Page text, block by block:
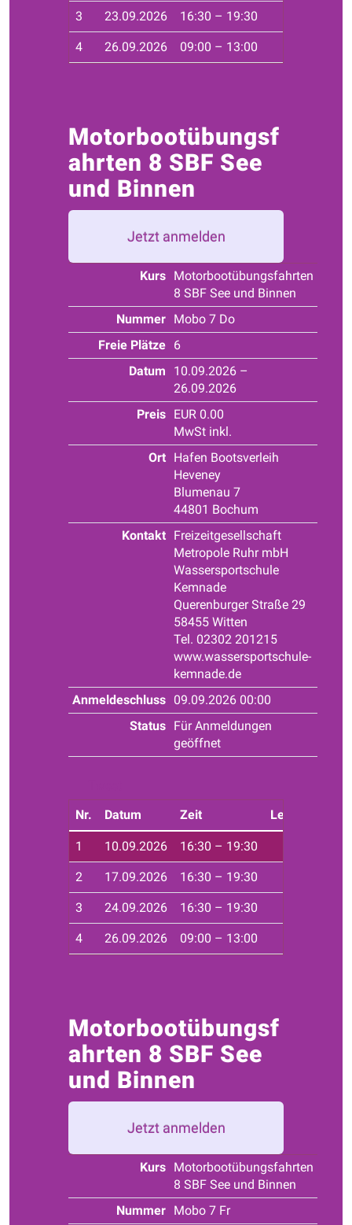
3 23.09.2026 16:30 – 19:30
4 26.09.2026 09:00 – 13:00
Motorbootübungsf
ahrten 8 SBF See
und Binnen
Jetzt anmelden
Kurs Motorbootübungsfahrten
8 SBF See und Binnen
Nummer Mobo 7 Do
Freie Plätze 6
Datum
10.09.2026 –
26.09.2026
Preis EUR 0.00
MwSt inkl.
Ort Hafen Bootsverleih
Heveney
Blumenau 7
44801 Bochum
Kontakt Freizeitgesellschaft
Metropole Ruhr mbH
Wassersportschule
Kemnade
Querenburger Straße 29
58455 Witten
Tel. 02302 201215
www.wassersportschule-
kemnade.de
Anmeldeschluss 09.09.2026 00:00
Status Für Anmeldungen
geöffnet
Nr.
Datum Zeit Leiter*in
1 10.09.2026 16:30 – 19:30
2 17.09.2026 16:30 – 19:30
3 24.09.2026 16:30 – 19:30
4 26.09.2026 09:00 – 13:00
Motorbootübungsf
ahrten 8 SBF See
und Binnen
Jetzt anmelden
Kurs Motorbootübungsfahrten
8 SBF See und Binnen
Nummer Mobo 7 Fr